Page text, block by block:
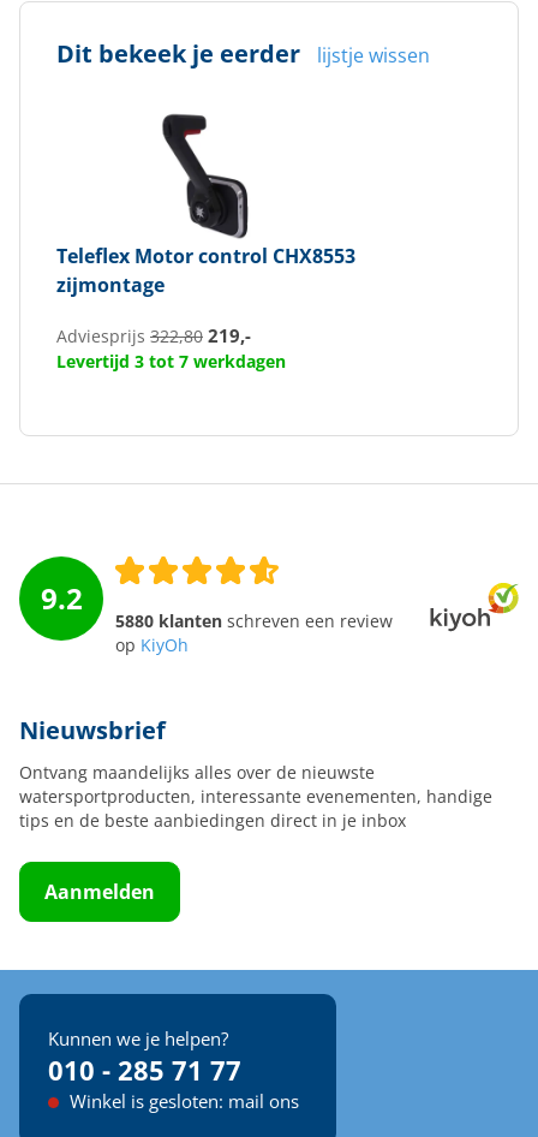
Dit bekeek je eerder lijstje wissen
Teleflex Motor control CHX8553
zijmontage
Adviesprijs 322,80 219,-
Levertijd 3 tot 7 werkdagen
9.2
5880 klanten schreven een review
op KiyOh
Nieuwsbrief
Ontvang maandelijks alles over de nieuwste
watersportproducten, interessante evenementen, handige
tips en de beste aanbiedingen direct in je inbox
Aanmelden
Kunnen we je helpen?
010 - 285 71 77
Winkel is gesloten: mail ons